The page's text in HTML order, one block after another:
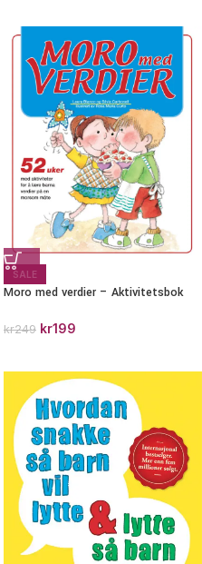
SALE
Moro med verdier – Aktivitetsbok
kr249 kr199